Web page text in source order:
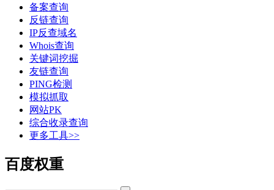
备案查询
反链查询
IP反查域名
Whois查询
关键词挖掘
友链查询
PING检测
模拟抓取
网站PK
综合收录查询
更多工具>>
百度权重